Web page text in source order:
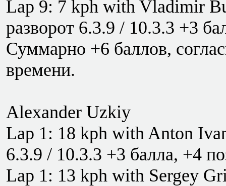
Lap 9: 7 kph with Vladimir
разворот 6.3.9 / 10.3.3 +3
Суммарно +6 баллов,
времени.
Alexander Uzkiy
Lap 1: 18 kph with Anton
6.3.9 / 10.3.3 +3 балла, +4
Lap 1: 13 kph with Sergey